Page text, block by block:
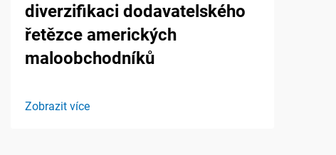
diverzifikaci dodavatelského
řetězce amerických
maloobchodníků
Zobrazit více